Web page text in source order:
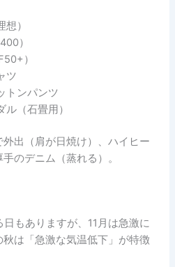
）
）
）
ツ
トンパンツ
（石畳用）
出（肩が日焼け）、ハイヒー
のデニム（蒸れる）。
もありますが、11月は急激に
は「急激な気温低下」が特徴